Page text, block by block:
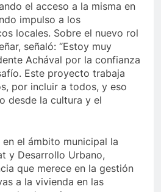
el acceso a la misma en
impulso a los
locales. Sobre el nuevo rol
señaló: “Estoy muy
Achával por la confianza
Este proyecto trabaja
por incluir a todos, y eso
desde la cultura y el
el ámbito municipal la
y Desarrollo Urbano,
que merece en la gestión
a la vivienda en las